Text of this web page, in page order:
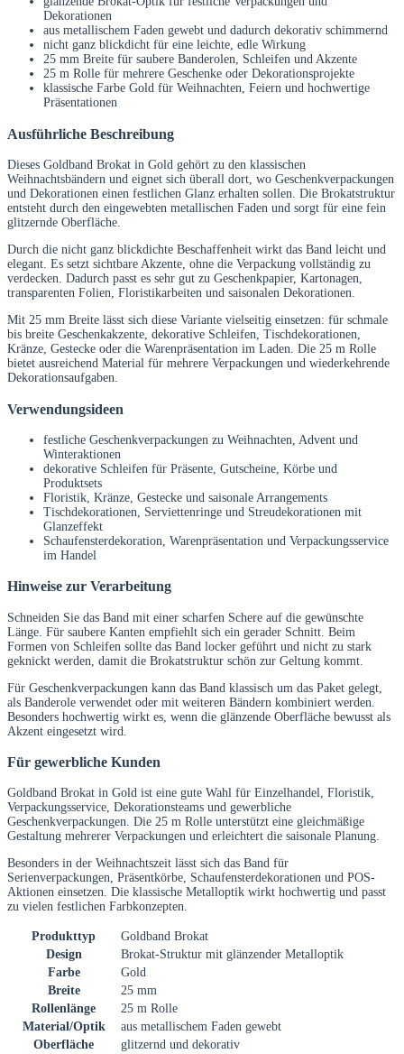
Dekorationen
aus metallischem Faden gewebt und dadurch dekorativ schimmernd
nicht ganz blickdicht für eine leichte, edle Wirkung
25 mm Breite für saubere Banderolen, Schleifen und Akzente
25 m Rolle für mehrere Geschenke oder Dekorationsprojekte
klassische Farbe Gold für Weihnachten, Feiern und hochwertige
Präsentationen
Ausführliche Beschreibung
Dieses Goldband Brokat in Gold gehört zu den klassischen
Weihnachtsbändern und eignet sich überall dort, wo Geschenkverpackungen
und Dekorationen einen festlichen Glanz erhalten sollen. Die Brokatstruktur
entsteht durch den eingewebten metallischen Faden und sorgt für eine fein
glitzernde Oberfläche.
Durch die nicht ganz blickdichte Beschaffenheit wirkt das Band leicht und
elegant. Es setzt sichtbare Akzente, ohne die Verpackung vollständig zu
verdecken. Dadurch passt es sehr gut zu Geschenkpapier, Kartonagen,
transparenten Folien, Floristikarbeiten und saisonalen Dekorationen.
Mit 25 mm Breite lässt sich diese Variante vielseitig einsetzen: für schmale
bis breite Geschenkakzente, dekorative Schleifen, Tischdekorationen,
Kränze, Gestecke oder die Warenpräsentation im Laden. Die 25 m Rolle
bietet ausreichend Material für mehrere Verpackungen und wiederkehrende
Dekorationsaufgaben.
Verwendungsideen
festliche Geschenkverpackungen zu Weihnachten, Advent und
Winteraktionen
dekorative Schleifen für Präsente, Gutscheine, Körbe und
Produktsets
Floristik, Kränze, Gestecke und saisonale Arrangements
Tischdekorationen, Serviettenringe und Streudekorationen mit
Glanzeffekt
Schaufensterdekoration, Warenpräsentation und Verpackungsservice
im Handel
Hinweise zur Verarbeitung
Schneiden Sie das Band mit einer scharfen Schere auf die gewünschte
Länge. Für saubere Kanten empfiehlt sich ein gerader Schnitt. Beim
Formen von Schleifen sollte das Band locker geführt und nicht zu stark
geknickt werden, damit die Brokatstruktur schön zur Geltung kommt.
Für Geschenkverpackungen kann das Band klassisch um das Paket gelegt,
als Banderole verwendet oder mit weiteren Bändern kombiniert werden.
Besonders hochwertig wirkt es, wenn die glänzende Oberfläche bewusst als
Akzent eingesetzt wird.
Für gewerbliche Kunden
Goldband Brokat in Gold ist eine gute Wahl für Einzelhandel, Floristik,
Verpackungsservice, Dekorationsteams und gewerbliche
Geschenkverpackungen. Die 25 m Rolle unterstützt eine gleichmäßige
Gestaltung mehrerer Verpackungen und erleichtert die saisonale Planung.
Besonders in der Weihnachtszeit lässt sich das Band für
Serienverpackungen, Präsentkörbe, Schaufensterdekorationen und POS-
Aktionen einsetzen. Die klassische Metalloptik wirkt hochwertig und passt
zu vielen festlichen Farbkonzepten.
Produkttyp
Goldband Brokat
Design
Brokat-Struktur mit glänzender Metalloptik
Farbe
Gold
Breite
25 mm
Rollenlänge
25 m Rolle
Material/Optik
aus metallischem Faden gewebt
Oberfläche
glitzernd und dekorativ